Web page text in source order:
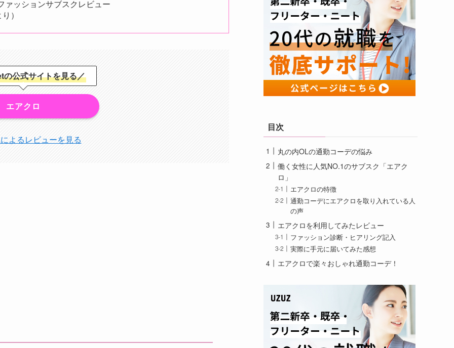
ァッションサブスクレビュー
）
公式サイトを見る／
エアクロ
よるレビューを見る
目次
丸の内OLの通勤コーデの悩み
働く女性に人気NO.1のサブスク「エアク
ロ」
エアクロの特徴
通勤コーデにエアクロを取り入れている人
の声
エアクロを利用してみたレビュー
ファッション診断・ヒアリング記入
実際に手元に届いてみた感想
エアクロで楽々おしゃれ通勤コーデ！